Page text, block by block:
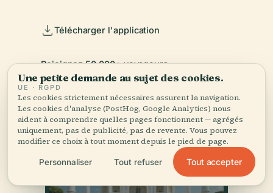
Télécharger l'application
Rejoignez 50 000+ voyageurs
Une petite demande au sujet des cookies.
UE · RGPD
Les cookies strictement nécessaires assurent la navigation.
Les cookies d'analyse (PostHog, Google Analytics) nous
aident à comprendre quelles pages fonctionnent — agrégés
uniquement, pas de publicité, pas de revente. Vous pouvez
modifier ce choix à tout moment depuis le pied de page.
Personnaliser Tout refuser Tout accepter